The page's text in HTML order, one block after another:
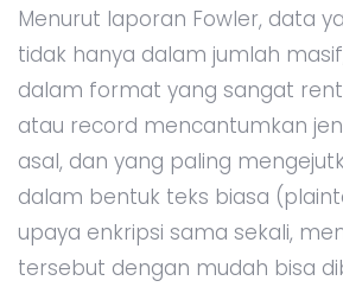
Menurut laporan Fowler, data
tidak hanya dalam jumlah
dalam format yang sangat
atau record mencantumkan
asal, dan yang paling
dalam bentuk teks biasa
upaya enkripsi sama sekali,
tersebut dengan mudah bisa